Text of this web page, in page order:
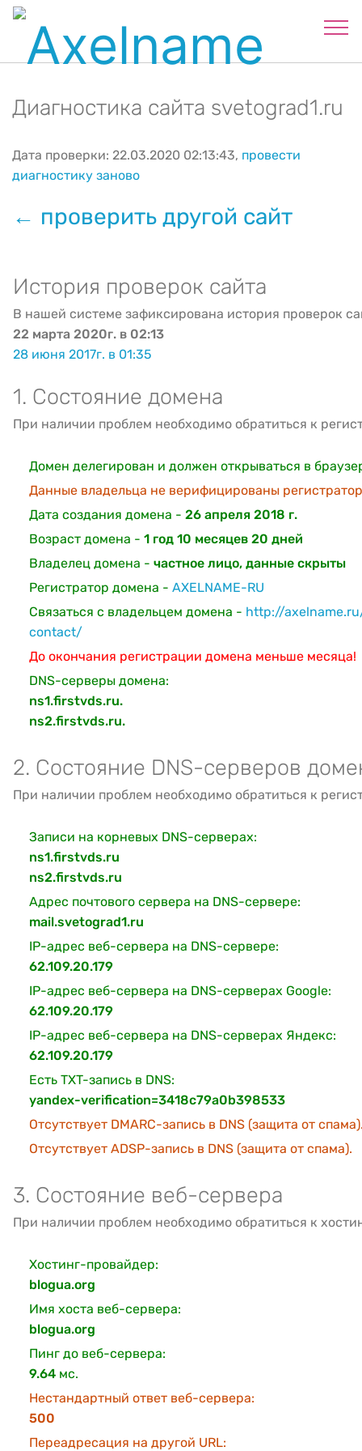
Диагностика сайта svetograd1.ru
Дата проверки: 22.03.2020 02:13:43, провести
диагностику заново
← проверить другой сайт
История проверок сайта
В нашей системе зафиксирована история проверок
22 марта 2020г. в 02:13
28 июня 2017г. в 01:35
1. Состояние домена
При наличии проблем необходимо обратиться к
Домен делегирован и должен открываться в
Данные владельца не верифицированы
Дата создания домена - 26 апреля 2018 г.
Возраст домена - 1 год 10 месяцев 20 дней
Владелец домена - частное лицо, данные скрыты
Регистратор домена - AXELNAME-RU
Связаться с владельцем домена - http://
contact/
До окончания регистрации домена меньше месяца!
DNS-серверы домена:
ns1.firstvds.ru.
ns2.firstvds.ru.
2. Состояние DNS-серверов
При наличии проблем необходимо обратиться к
Записи на корневых DNS-серверах:
ns1.firstvds.ru
ns2.firstvds.ru
Адрес почтового сервера на DNS-сервере:
mail.svetograd1.ru
IP-адрес веб-сервера на DNS-сервере:
62.109.20.179
IP-адрес веб-сервера на DNS-серверах Google:
62.109.20.179
IP-адрес веб-сервера на DNS-серверах Яндекс:
62.109.20.179
Есть TXT-запись в DNS:
yandex-verification=3418c79a0b398533
Отсутствует DMARC-запись в DNS (защита от
Отсутствует ADSP-запись в DNS (защита от спама).
3. Состояние веб-сервера
При наличии проблем необходимо обратиться к
Хостинг-провайдер:
blogua.org
Имя хоста веб-сервера:
blogua.org
Пинг до веб-сервера:
9.64 мс.
Нестандартный ответ веб-сервера:
500
Переадресация на другой URL: